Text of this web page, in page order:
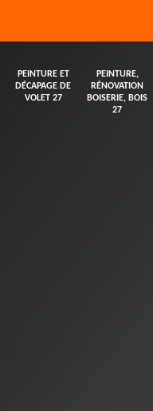
PEINTURE ET
DÉCAPAGE DE
VOLET 27
PEINTURE,
RÉNOVATION
BOISERIE, BOIS
27